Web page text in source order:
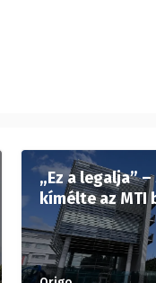
„Ez a legalja”
kímélte az